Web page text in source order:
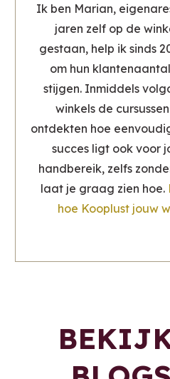
Ik ben Marian,
jaren zelf op de
gestaan, help ik sinds
om hun
stijgen. Inmiddels
winkels de
ontdekten hoe
succes ligt ook voor
handbereik, zelfs
laat je graag zien hoe.
hoe Kooplust jouw